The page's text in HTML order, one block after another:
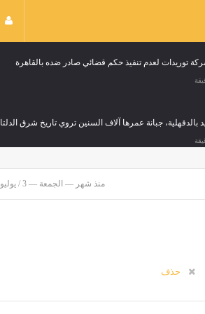
توريدات لعدم تنفيذ حكم قضائي صادر ضده بالقاهرة
جبانة عمرها آلاف السنين تروي تاريخ شرق الدلتا
منذ شهر — الجمعة — 3 / يوليو / 2026
حذف